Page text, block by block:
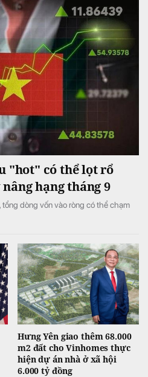
"hot" có thể lọt rổ
hạng tháng 9
dòng vốn vào ròng có thể chạm
Hưng Yên giao thêm 68.000
m2 đất cho Vinhomes thực
hiện dự án nhà ở xã hội
6.000 tỷ đồng